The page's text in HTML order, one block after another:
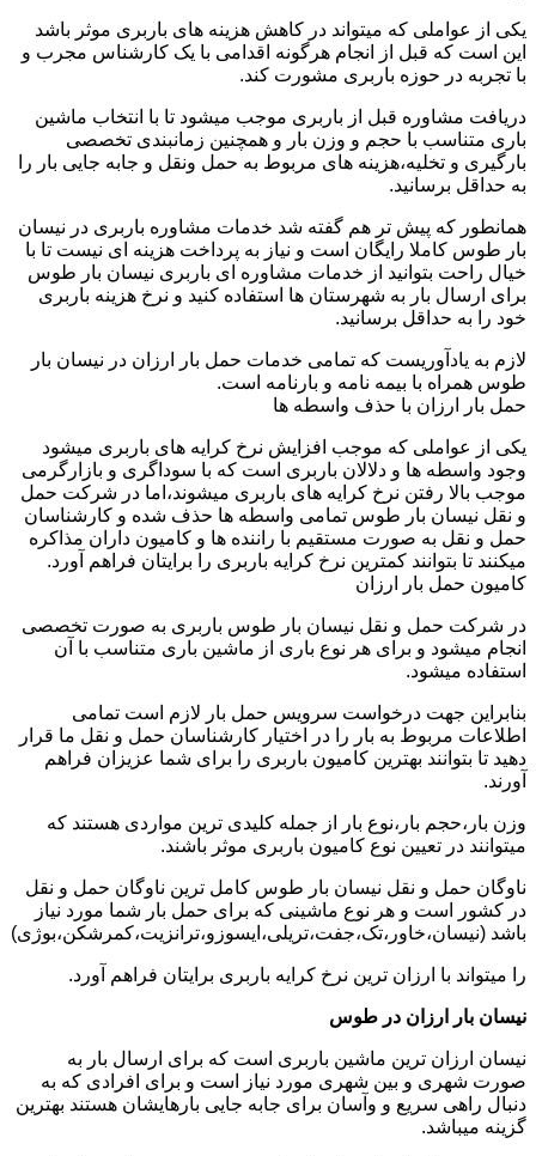
یکی از عواملی که میتواند در کاهش هزینه های باربری موثر باشد
این است که قبل از انجام هرگونه اقدامی با یک کارشناس مجرب و
با تجربه در حوزه باربری مشورت کند.
دریافت مشاوره قبل از باربری موجب میشود تا با انتخاب ماشین
باری متناسب با حجم و وزن بار و همچنین زمانبندی تخصصی
بارگیری و تخلیه،هزینه های مربوط به حمل ونقل و جابه جایی بار را
به حداقل برسانید.
همانطور که پیش تر هم گفته شد خدمات مشاوره باربری در نیسان
بار طوس کاملا رایگان است و نیاز به پرداخت هزینه ای نیست تا با
خیال راحت بتوانید از خدمات مشاوره ای باربری نیسان بار طوس
برای ارسال بار به شهرستان ها استفاده کنید و نرخ هزینه باربری
خود را به حداقل برسانید.
لازم به یادآوریست که تمامی خدمات حمل بار ارزان در نیسان بار
طوس همراه با بیمه نامه و بارنامه است.
حمل بار ارزان با حذف واسطه ها
یکی از عواملی که موجب افزایش نرخ کرایه های باربری میشود
وجود واسطه ها و دلالان باربری است که با سوداگری و بازارگرمی
موجب بالا رفتن نرخ کرایه های باربری میشوند،اما در شرکت حمل
و نقل نیسان بار طوس تمامی واسطه ها حذف شده و کارشناسان
حمل و نقل به صورت مستقیم با راننده ها و کامیون داران مذاکره
میکنند تا بتوانند کمترین نرخ کرایه باربری را برایتان فراهم آورد.
کامیون حمل بار ارزان
در شرکت حمل و نقل نیسان بار طوس باربری به صورت تخصصی
انجام میشود و برای هر نوع باری از ماشین باری متناسب با آن
استفاده میشود.
بنابراین جهت درخواست سرویس حمل بار لازم است تمامی
اطلاعات مربوط به بار را در اختیار کارشناسان حمل و نقل ما قرار
دهید تا بتوانند بهترین کامیون باربری را برای شما عزیزان فراهم
آورند.
وزن بار،حجم بار،نوع بار از جمله کلیدی ترین مواردی هستند که
میتوانند در تعیین نوع کامیون باربری موثر باشند.
ناوگان حمل و نقل نیسان بار طوس کامل ترین ناوگان حمل و نقل
در کشور است و هر نوع ماشینی که برای حمل بار شما مورد نیاز
باشد (نیسان،خاور،تک،جفت،تریلی،ایسوزو،ترانزیت،کمرشکن،بوژی)
را میتواند با ارزان ترین نرخ کرایه باربری برایتان فراهم آورد.
نیسان بار ارزان در طوس
نیسان ارزان ترین ماشین باربری است که برای ارسال بار به
صورت شهری و بین شهری مورد نیاز است و برای افرادی که به
دنبال راهی سریع و وآسان برای جابه جایی بارهایشان هستند بهترین
گزینه میباشد.